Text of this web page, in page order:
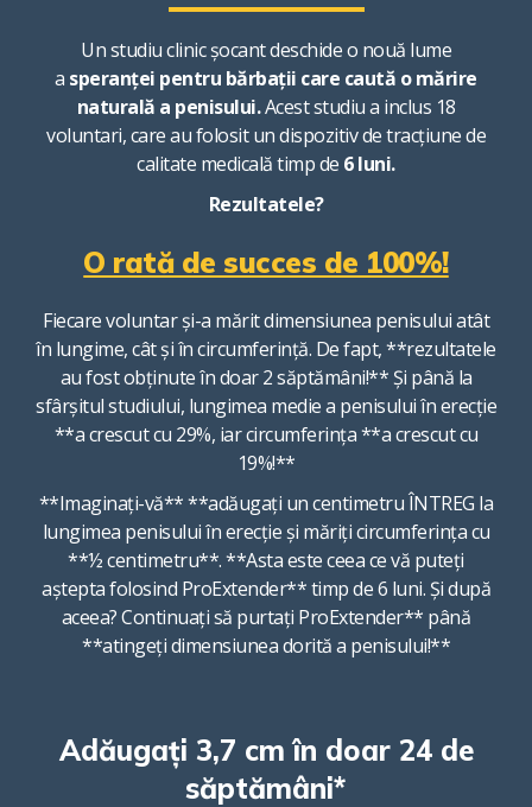
Un studiu clinic șocant deschide o nouă lume
a speranței pentru bărbații care caută o mărire
naturală a penisului.Acest studiu a inclus 18
voluntari, care au folosit un dispozitiv de tracțiune de
calitate medicală timp de 6 luni.
Rezultatele?
O rată de succes de 100%!
Fiecare voluntar și-a mărit dimensiunea penisului atât
în ​​lungime, cât și în circumferință. De fapt, **rezultatele
au fost obținute în doar 2 săptămâni!** Și până la
sfârșitul studiului, lungimea medie a penisului în erecție
**a crescut cu 29%, iar circumferința **a crescut cu
19%!**
**Imaginați-vă** **adăugați un centimetru ÎNTREG la
lungimea penisului în erecție și măriți circumferința cu
**½ centimetru**. **Asta este ceea ce vă puteți
aștepta folosind ProExtender** timp de 6 luni. Și după
aceea? Continuați să purtați ProExtender** până
**atingeți dimensiunea dorită a penisului!**
Adăugați 3,7 cm în doar 24 de
săptămâni*